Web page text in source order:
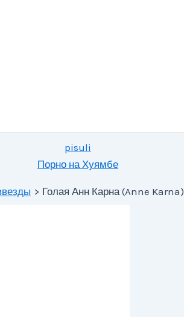
pisuli
Порно на Хуямбе
Голая Анн Карна (Anne Karna)